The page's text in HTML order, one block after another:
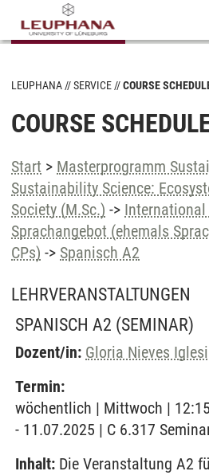
LEUPHANA SERVICE COURSE
COURSE
Start > Masterprogramm
Sustainability Science:
Society (M.Sc.) -> International
Sprachangebot (ehemals
CPs) -> Spanisch A2
LEHRVERANSTALTUNGEN
SPANISCH A2 (SEMINAR)
Dozent/in: Gloria Nieves
Termin:
wöchentlich | Mittwoch |
- 11.07.2025 | C 6.317
Inhalt: Die Veranstaltung A2